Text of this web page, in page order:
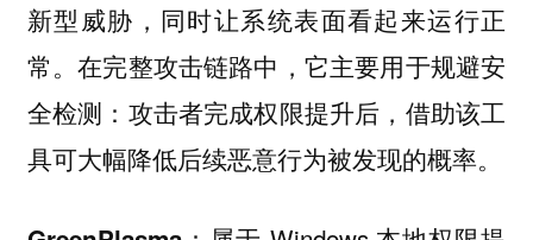
新型威胁，同时让系统表面看起来运行正
常。在完整攻击链路中，它主要用于规避安
全检测：攻击者完成权限提升后，借助该工
具可大幅降低后续恶意行为被发现的概率。